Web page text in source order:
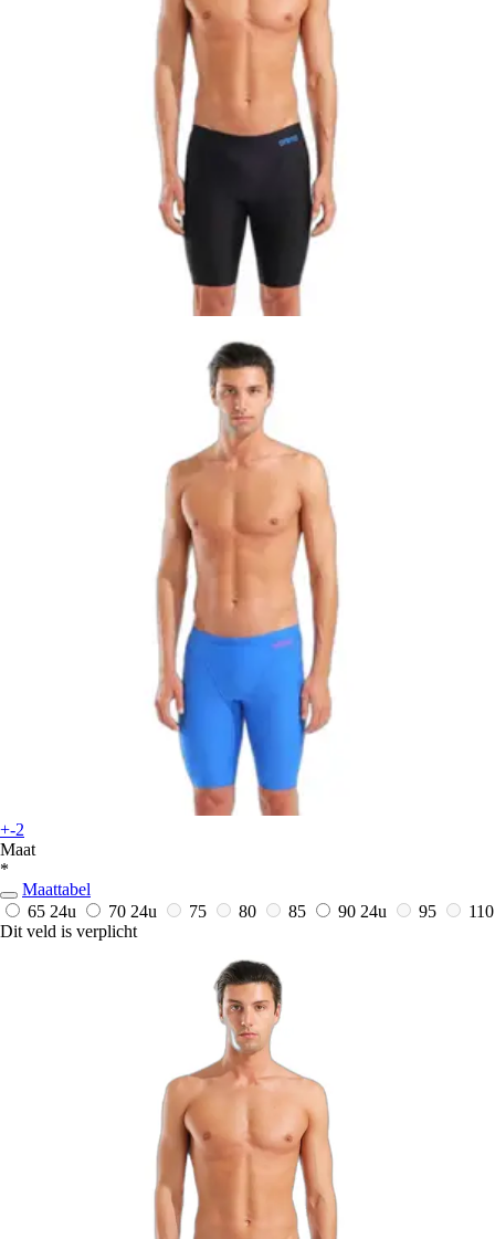
+-2
Maat
*
Maattabel
65 24u 70 24u 75 80 85 90 24u 95
110
Dit veld is verplicht